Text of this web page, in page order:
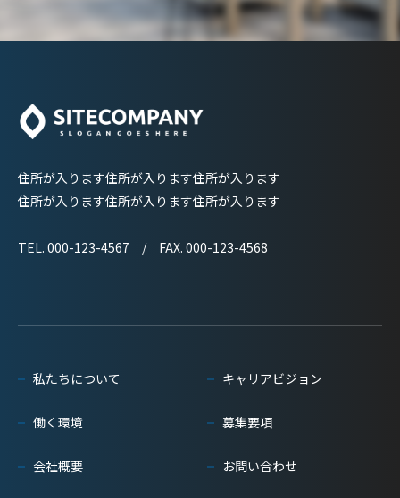
住所が入ります住所が入ります住所が入ります
住所が入ります住所が入ります住所が入ります
TEL. 000-123-4567 / FAX. 000-123-4568
私たちについて キャリアビジョン
働く環境 募集要項
会社概要 お問い合わせ